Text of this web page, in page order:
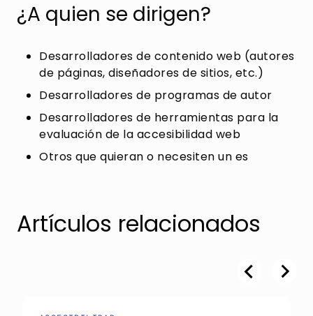
¿A quien se dirigen?
Desarrolladores de contenido web (autores
de páginas, diseñadores de sitios, etc.)
Desarrolladores de programas de autor
Desarrolladores de herramientas para la
evaluación de la accesibilidad web
Otros que quieran o necesiten un es
Artículos relacionados